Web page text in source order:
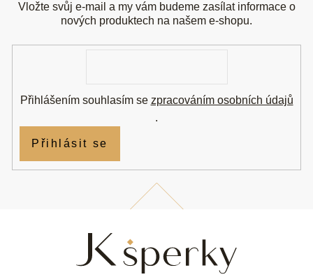
Vložte svůj e-mail a my vám budeme zasílat informace o
nových produktech na našem e-shopu.
Přihlášením souhlasím se zpracováním osobních údajů
.
Přihlásit se